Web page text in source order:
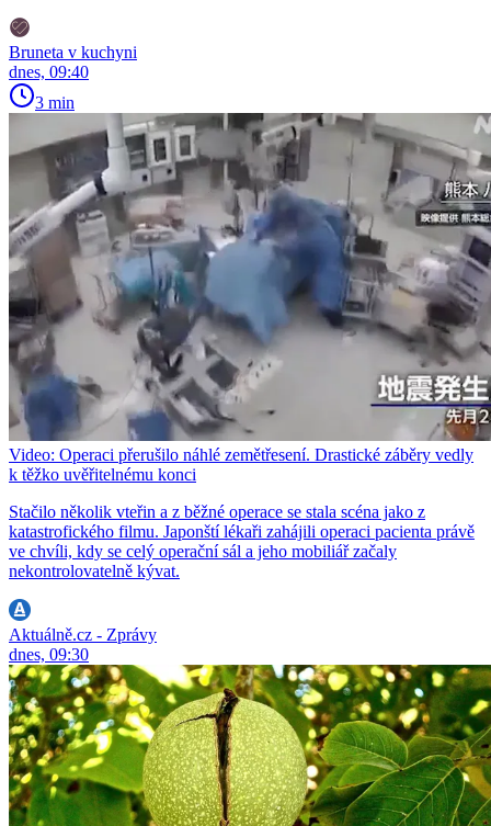
Bruneta v kuchyni
dnes, 09:40
3 min
Video: Operaci přerušilo náhlé zemětřesení. Drastické záběry vedly
k těžko uvěřitelnému konci
Stačilo několik vteřin a z běžné operace se stala scéna jako z
katastrofického filmu. Japonští lékaři zahájili operaci pacienta právě
ve chvíli, kdy se celý operační sál a jeho mobiliář začaly
nekontrolovatelně kývat.
Aktuálně.cz - Zprávy
dnes, 09:30